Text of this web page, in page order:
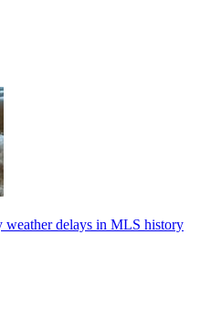
weather delays in MLS history